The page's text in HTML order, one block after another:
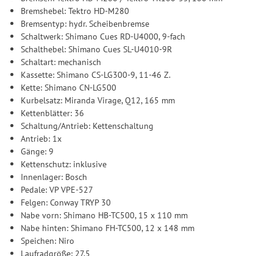
Bremshebel: Tektro HD-M280
Bremsentyp: hydr. Scheibenbremse
Schaltwerk: Shimano Cues RD-U4000, 9-fach
Schalthebel: Shimano Cues SL-U4010-9R
Schaltart: mechanisch
Kassette: Shimano CS-LG300-9, 11-46 Z.
Kette: Shimano CN-LG500
Kurbelsatz: Miranda Virage, Q12, 165 mm
Kettenblätter: 36
Schaltung/Antrieb: Kettenschaltung
Antrieb: 1x
Gänge: 9
Kettenschutz: inklusive
Innenlager: Bosch
Pedale: VP VPE-527
Felgen: Conway TRYP 30
Nabe vorn: Shimano HB-TC500, 15 x 110 mm
Nabe hinten: Shimano FH-TC500, 12 x 148 mm
Speichen: Niro
Laufradgröße: 27.5